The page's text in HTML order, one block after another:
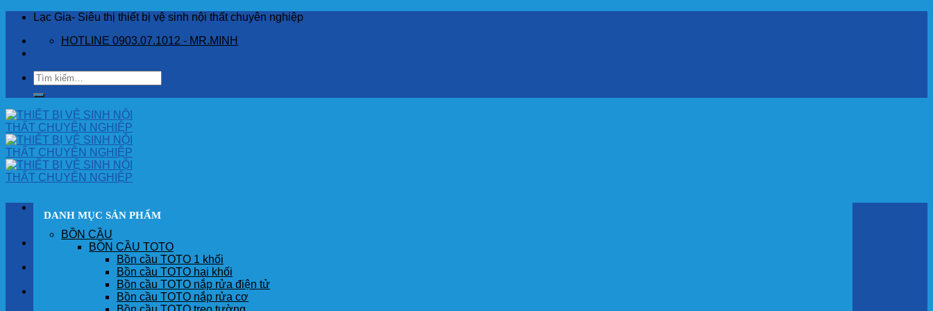
Skip
content
Lạc Gia- Siêu thị thiết bị vệ sinh nội thất chuyên nghiệp
HOTLINE 0903.07.1012 - MR.MINH
Tìm
kiếm:
TRANG CHỦ
DANH MỤC SẢN PHẨM
BỒN CẦU
BỒN CẦU TOTO
Bồn cầu TOTO 1 khối
Bồn cầu TOTO hai khối
Bồn cầu TOTO nắp rửa điện tử
Bồn cầu TOTO nắp rửa cơ